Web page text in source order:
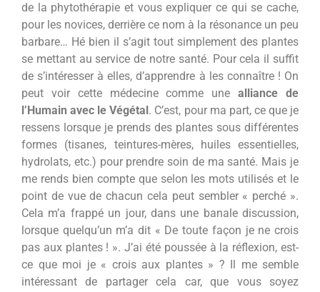
de la phytothérapie et vous expliquer ce qui se cache,
pour les novices, derrière ce nom à la résonance un peu
barbare… Hé bien il s’agit tout simplement des plantes
se mettant au service de notre santé. Pour cela il suffit
de s’intéresser à elles, d’apprendre à les connaître ! On
peut voir cette médecine comme unealliance de
l’Humain avec le Végétal. C’est, pour ma part, ce que je
ressens lorsque je prends des plantes sous différentes
formes (tisanes, teintures-mères, huiles essentielles,
hydrolats, etc.) pour prendre soin de ma santé. Mais je
me rends bien compte que selon les mots utilisés et le
point de vue de chacun cela peut sembler « perché ».
Cela m’a frappé un jour, dans une banale discussion,
lorsque quelqu’un m’a dit « De toute façon je ne crois
pas aux plantes ! ». J’ai été poussée à la réflexion, est-
ce que moi je « crois aux plantes » ? Il me semble
intéressant de partager cela car, que vous soyez